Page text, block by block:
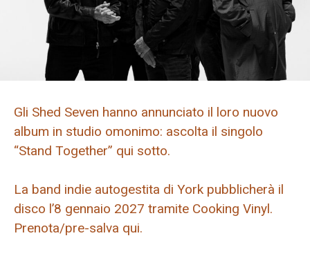
Gli Shed Seven hanno annunciato il loro nuovo
album in studio omonimo: ascolta il singolo
“Stand Together” qui sotto.
La band indie autogestita di York pubblicherà il
disco l’8 gennaio 2027 tramite Cooking Vinyl.
Prenota/pre-salva qui.